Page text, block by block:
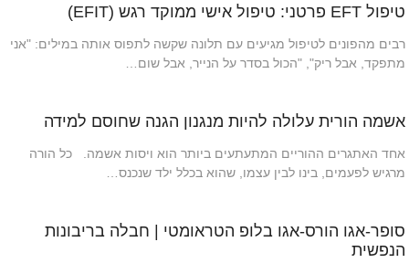
טיפול EFT פרטני: טיפול אישי ממוקד רגש (EFIT)
רבים מהפונים לטיפול מגיעים עם תלונה שקשה לתפוס אותה במילים: "אני
מתפקד, אבל ריק", "הכול בסדר על הנייר, אבל שום…
אשמה הורית עלולה להיות מנגנון הגנה שחוסם למידה
אחד האתגרים ההוריים המתעתעים ביותר הוא ויסות אשמה. כל הורה
מרגיש לפעמים, בינו לבין עצמו, שהוא בכלל ילד שנכנס…
סופר-אגו הורס-אגו בלופ הטראומטי | חבלה בריבונות
הנפשית